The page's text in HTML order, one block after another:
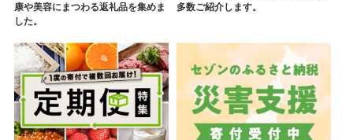
康や美容にまつわる返礼品を集めま
した。
多数ご紹介します。